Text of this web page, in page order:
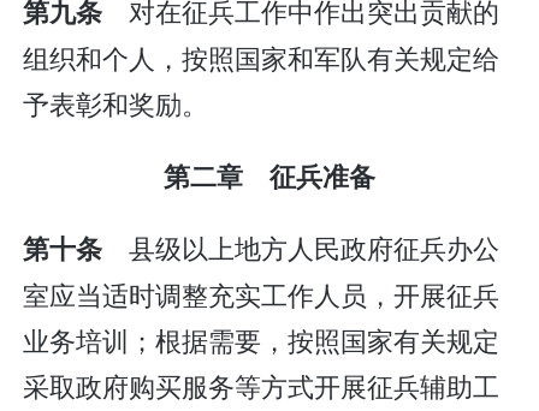
第九条 对在征兵工作中作出突出贡献的
组织和个人，按照国家和军队有关规定给
予表彰和奖励。
第二章 征兵准备
第十条 县级以上地方人民政府征兵办公
室应当适时调整充实工作人员，开展征兵
业务培训；根据需要，按照国家有关规定
采取政府购买服务等方式开展征兵辅助工